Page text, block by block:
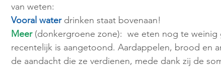
van weten:
Vooral water drinken staat bovenaan!
Meer (donkergroene zone):  we eten nog te
recentelijk is aangetoond. Aardappelen, brood en
de aandacht die ze verdienen, mede dank zij de